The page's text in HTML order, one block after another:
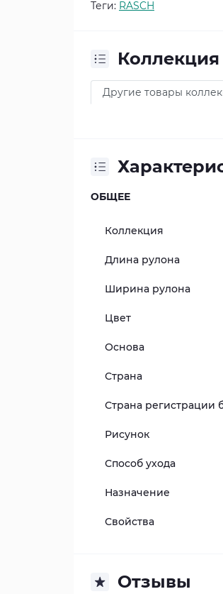
Теги: RASCH
Другие товары
ОБЩЕЕ
Коллекция
Длина рулона
Ширина рулона
Цвет
Основа
Страна
Страна регистрации
Рисунок
Способ ухода
Назначение
Свойства
Отзывы